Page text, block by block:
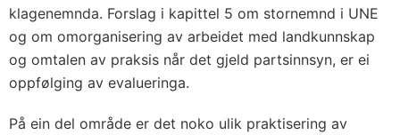
klagenemnda. Forslag i kapittel 5 om stornemnd i UNE
og om omorganisering av arbeidet med landkunnskap
og omtalen av praksis når det gjeld partsinnsyn, er ei
oppfølging av evalueringa.
På ein del område er det noko ulik praktisering av